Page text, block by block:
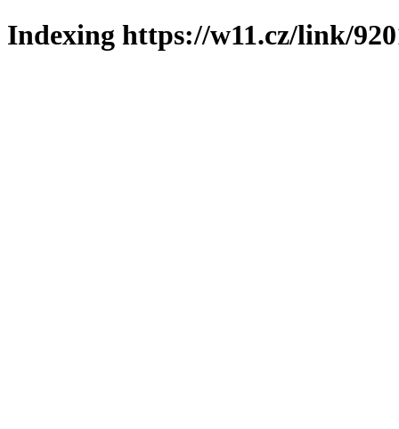
Indexing https://w11.cz/link/